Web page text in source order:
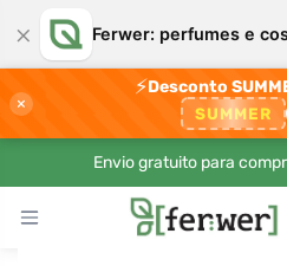
× Ferwer: perfumes e
×
⚡Desconto
SUMMER
Envio gratuito para